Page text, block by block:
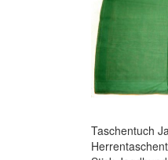
Taschentuch